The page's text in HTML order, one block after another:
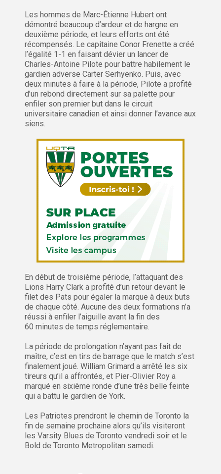
Les hommes de Marc-Étienne Hubert ont
démontré beaucoup d’ardeur et de hargne en
deuxième période, et leurs efforts ont été
récompensés. Le capitaine Conor Frenette a créé
l’égalité 1-1 en faisant dévier un lancer de
Charles-Antoine Pilote pour battre habilement le
gardien adverse Carter Serhyenko. Puis, avec
deux minutes à faire à la période, Pilote a profité
d’un rebond directement sur sa palette pour
enfiler son premier but dans le circuit
universitaire canadien et ainsi donner l’avance aux
siens.
En début de troisième période, l’attaquant des
Lions Harry Clark a profité d’un retour devant le
filet des Pats pour égaler la marque à deux buts
de chaque côté. Aucune des deux formations n’a
réussi à enfiler l’aiguille avant la fin des
60 minutes de temps réglementaire.
La période de prolongation n’ayant pas fait de
maître, c’est en tirs de barrage que le match s’est
finalement joué. William Grimard a arrêté les six
tireurs qu’il a affrontés, et Pier-Olivier Roy a
marqué en sixième ronde d’une très belle feinte
qui a battu le gardien de York.
Les Patriotes prendront le chemin de Toronto la
fin de semaine prochaine alors qu’ils visiteront
les Varsity Blues de Toronto vendredi soir et le
Bold de Toronto Metropolitan samedi.